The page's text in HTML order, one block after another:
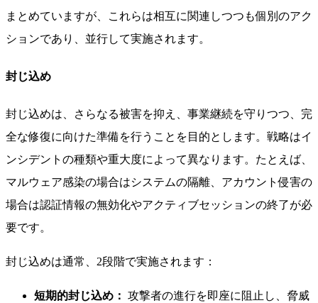
まとめていますが、これらは相互に関連しつつも個別のアク
ションであり、並行して実施されます。
封じ込め
封じ込めは、さらなる被害を抑え、事業継続を守りつつ、完
全な修復に向けた準備を行うことを目的とします。戦略はイ
ンシデントの種類や重大度によって異なります。たとえば、
マルウェア感染の場合はシステムの隔離、アカウント侵害の
場合は認証情報の無効化やアクティブセッションの終了が必
要です。
封じ込めは通常、2段階で実施されます：
短期的封じ込め： 攻撃者の進行を即座に阻止し、脅威